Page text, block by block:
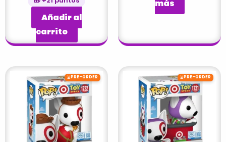
Añadir al
carrito
más
⌛PRE-ORDER ⌛PRE-ORDER